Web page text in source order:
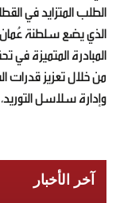
الطلب المتزايد في
الذي يضع سلطنة
من خلال تعزيز قدرات
وإدارة سلاسل
آخر الأخبار